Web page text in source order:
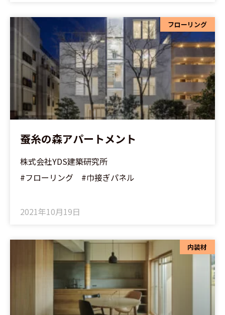
フローリング
蚕糸の森アパートメント
株式会社YDS建築研究所
#フローリング #巾接ぎパネル
2021年10月19日
内装材